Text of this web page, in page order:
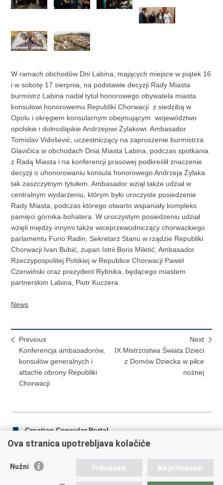
W ramach obchodów Dni Labina, mających miejsce w piątek 16
i w sobotę 17 sierpnia, na podstawie decyzji Rady Miasta
burmistrz Labina nadał tytuł honorowego obywatela miasta
konsulowi honorowemu Republiki Chorwacji z siedzibą w
Opolu i okręgiem konsularnym obejmującym województwo
opolskie i dolnośląskie Andrzejowi Żylakowi. Ambasador
Tomislav Vidošević, uczestniczący na zaproszenie burmistrza
Glavičića w obchodach Dnia Miasta Labina, podczas spotkania
z Radą Miasta i na konferencji prasowej podkreślił znaczenie
decyzji o uhonorowaniu konsula honorowego Andrzeja Żylaka
tak zaszczytnym tytułem. Ambasador wziął także udział w
centralnym wydarzeniu, którym było uroczyste posiedzenie
Rady Miasta, podczas którego otwarto wspaniały kompleks
pamięci górnika-bohatera. W uroczystym posiedzeniu udział
wzięli między innymi także wiceprzewodniczący chorwackiego
parlamentu Furio Radin, Sekretarz Stanu w rządzie Republiki
Chorwacji Ivan Bubić, żupan Istrii Boris Miletić, Ambasador
Rzeczypospolitej Polskiej w Republice Chorwacji Paweł
Czerwiński oraz prezydent Rybnika, będącego miastem
partnerskim Labina, Piotr Kuczera.
News
Previous
Konferencja ambasadorów,
konsulów generalnych i
attache obrony Republiki
Chorwacji
Next
IX Mistrzostwa Świata Dzieci
z Domów Dziecka w piłce
nożnej
Croatian Consular Portal
Ova stranica upotrebljava kolačiće
Nužni Prihvaćam Ne prihvaćam